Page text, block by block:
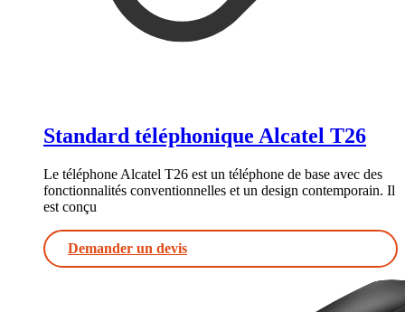
Standard téléphonique Alcatel T26
Le téléphone Alcatel T26 est un téléphone de base avec des
fonctionnalités conventionnelles et un design contemporain. Il
est conçu
Demander un devis